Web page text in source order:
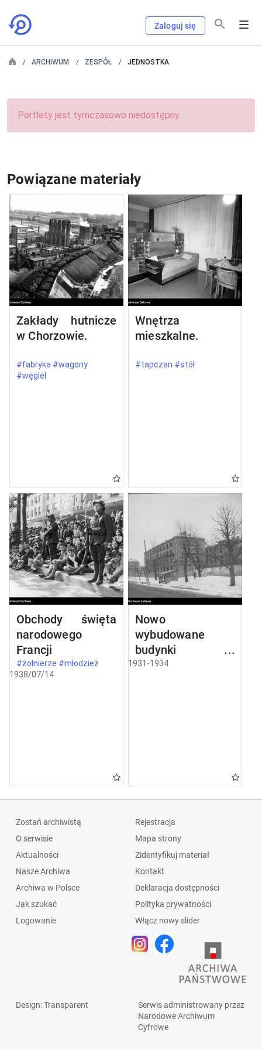
Zaloguj się
ARCHIWUM ZESPÓŁ JEDNOSTKA
Portlety jest tymczasowo niedostępny.
Powiązane materiały
Zakłady hutnicze
w Chorzowie.
#fabryka #wagony
#węgiel
Wnętrza
mieszkalne.
#tapczan #stół
Obchody święta
narodowego
Francji
#żołnierze #młodzież
1938/07/14
Nowo
wybudowane
budynki w
Częstochowie
1931-1934
Zostań archiwistą
O serwisie
Aktualności
Nasze Archiwa
Archiwa w Polsce
Jak szukać
Logowanie
Rejestracja
Mapa strony
Zidentyfikuj materiał
Kontakt
Deklaracja dostępności
Polityka prywatności
Włącz nowy slider
Design: Transparent
Serwis administrowany przez
Narodowe Archiwum
Cyfrowe